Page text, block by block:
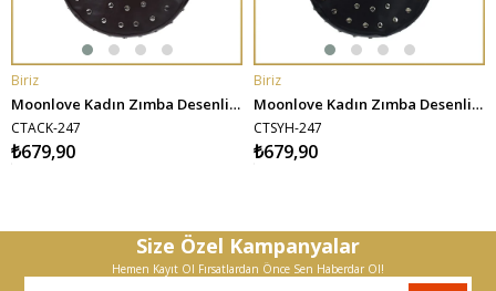
SEPETE EKLE
Biriz
Moonlove Kadın Zımba Desenli El ve Omuz Çantası - Acı Kahve
CTACK-247
₺679,90
SEPETE EKLE
Biriz
Moonlove Kadın Zımba Desenli El ve Omuz Çantası - Siyah
CTSYH-247
₺679,90
Size Özel Kampanyalar
Hemen Kayıt Ol Fırsatlardan Önce Sen Haberdar Ol!